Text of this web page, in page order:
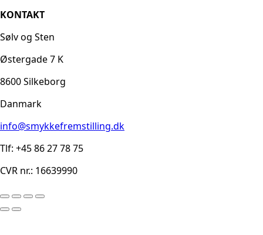
KONTAKT
Sølv og Sten
Østergade 7 K
8600 Silkeborg
Danmark
info@smykkefremstilling.dk
Tlf: +45 86 27 78 75
CVR nr.: 16639990